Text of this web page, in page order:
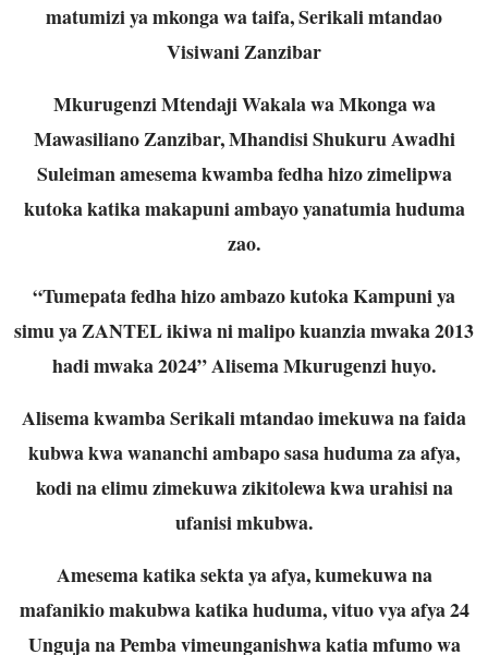
matumizi ya mkonga wa taifa, Serikali mtandao
Visiwani Zanzibar
Mkurugenzi Mtendaji Wakala wa Mkonga wa
Mawasiliano Zanzibar, Mhandisi Shukuru Awadhi
Suleiman amesema kwamba fedha hizo zimelipwa
kutoka katika makapuni ambayo yanatumia huduma
zao.
“Tumepata fedha hizo ambazo kutoka Kampuni ya
simu ya ZANTEL ikiwa ni malipo kuanzia mwaka 2013
hadi mwaka 2024” Alisema Mkurugenzi huyo.
Alisema kwamba Serikali mtandao imekuwa na faida
kubwa kwa wananchi ambapo sasa huduma za afya,
kodi na elimu zimekuwa zikitolewa kwa urahisi na
ufanisi mkubwa.
Amesema katika sekta ya afya, kumekuwa na
mafanikio makubwa katika huduma, vituo vya afya 24
Unguja na Pemba vimeunganishwa katia mfumo wa